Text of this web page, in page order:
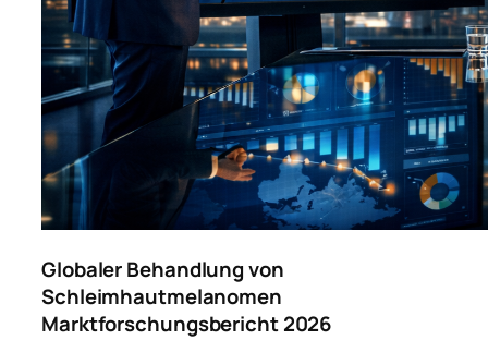
Globaler Behandlung von
Schleimhautmelanomen
Marktforschungsbericht 2026